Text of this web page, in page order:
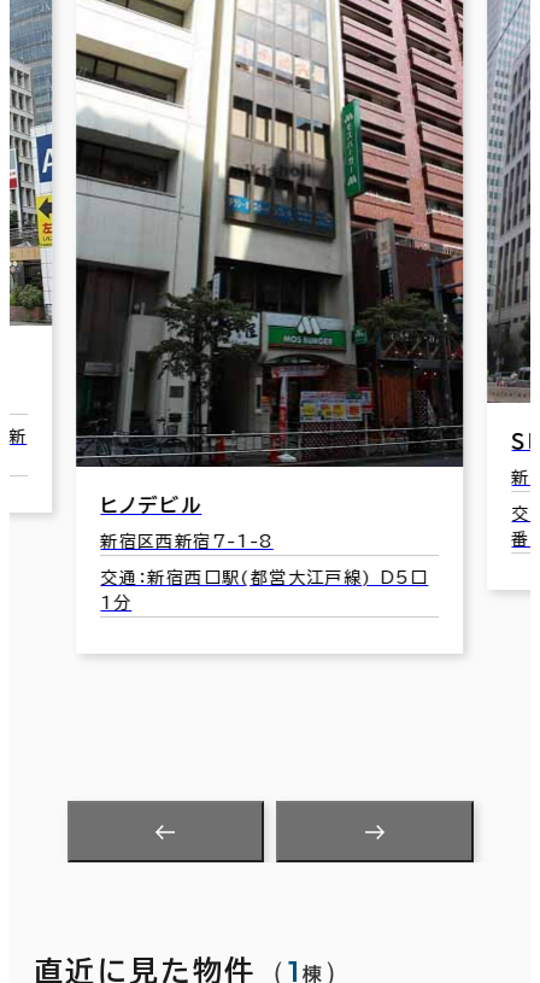
ＳＫビルＡ棟
交通：西新宿駅(東京メトロ丸ノ内線) 2
番口 2分
栃
直近に見た物件 （1 棟 ）